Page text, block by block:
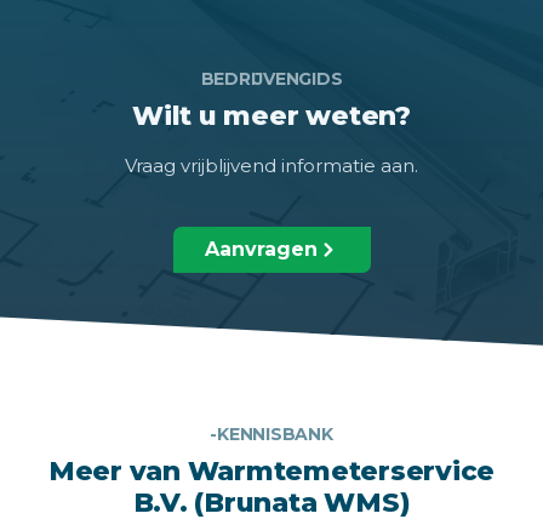
BEDRIJVENGIDS
Wilt u meer weten?
Vraag vrijblijvend informatie aan.
Aanvragen
-KENNISBANK
Meer van Warmtemeterservice
B.V. (Brunata WMS)